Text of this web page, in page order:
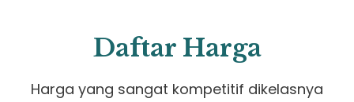
NATURA
Daftar Harga
Harga yang sangat kompetitif dikelasnya